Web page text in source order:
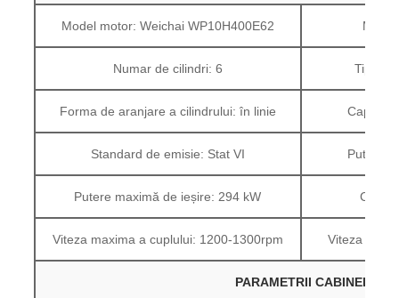
Model motor: Weichai WP10H400E62
Numar de cilindri: 6 Tip de
Forma de aranjare a cilindrului: în linie
Standard de emisie: Stat VI Putere
Putere maximă de ieșire: 294 kW Cuplu
Viteza maxima a cuplului: 1200-1300rpm Viteza
PARAMETRII CABINEI